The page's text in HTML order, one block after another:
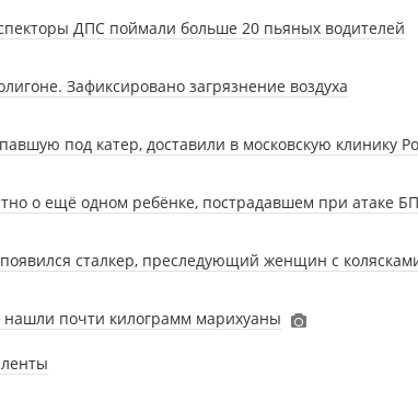
ДПС поймали больше 20 пьяных водителей
Зафиксировано загрязнение воздуха
под катер, доставили в московскую клинику
о ещё одном ребёнке, пострадавшем при атаке
сталкер, преследующий женщин с
почти килограмм марихуаны